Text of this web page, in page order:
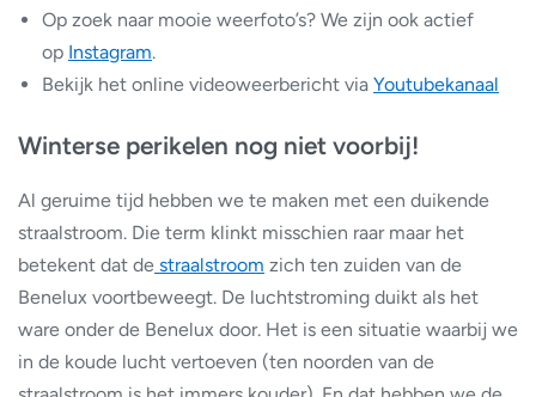
Op zoek naar mooie weerfoto’s? We zijn ook actief
op Instagram.
Bekijk het online videoweerbericht via Youtubekanaal
Winterse perikelen nog niet voorbij!
Al geruime tijd hebben we te maken met een duikende
straalstroom. Die term klinkt misschien raar maar het
betekent dat de straalstroom zich ten zuiden van de
Benelux voortbeweegt. De luchtstroming duikt als het
ware onder de Benelux door. Het is een situatie waarbij we
in de koude lucht vertoeven (ten noorden van de